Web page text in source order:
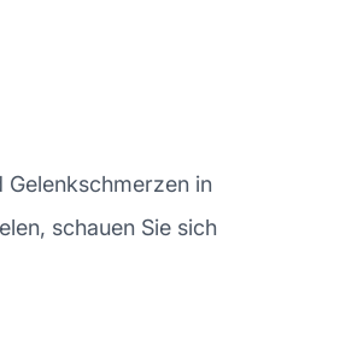
in
schauen Sie sich